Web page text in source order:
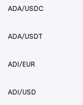
ADA/USDC
ADA/USDT
ADI/EUR
ADI/USD